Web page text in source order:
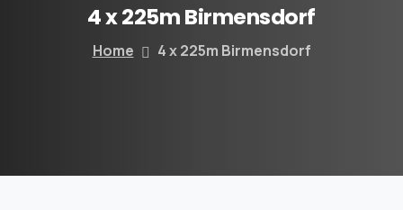
4x225mBirmensdorf
Home 4 x 225m Birmensdorf